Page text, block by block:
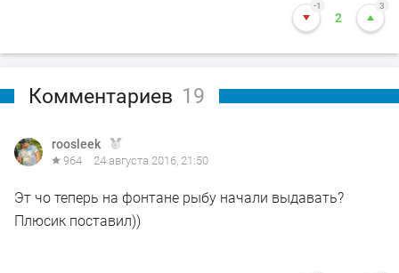
-1
2
3
Комментариев 19
roosleek
964 24 августа 2016, 21:50
Эт чо теперь на фонтане рыбу начали выдавать?
Плюсик поставил))